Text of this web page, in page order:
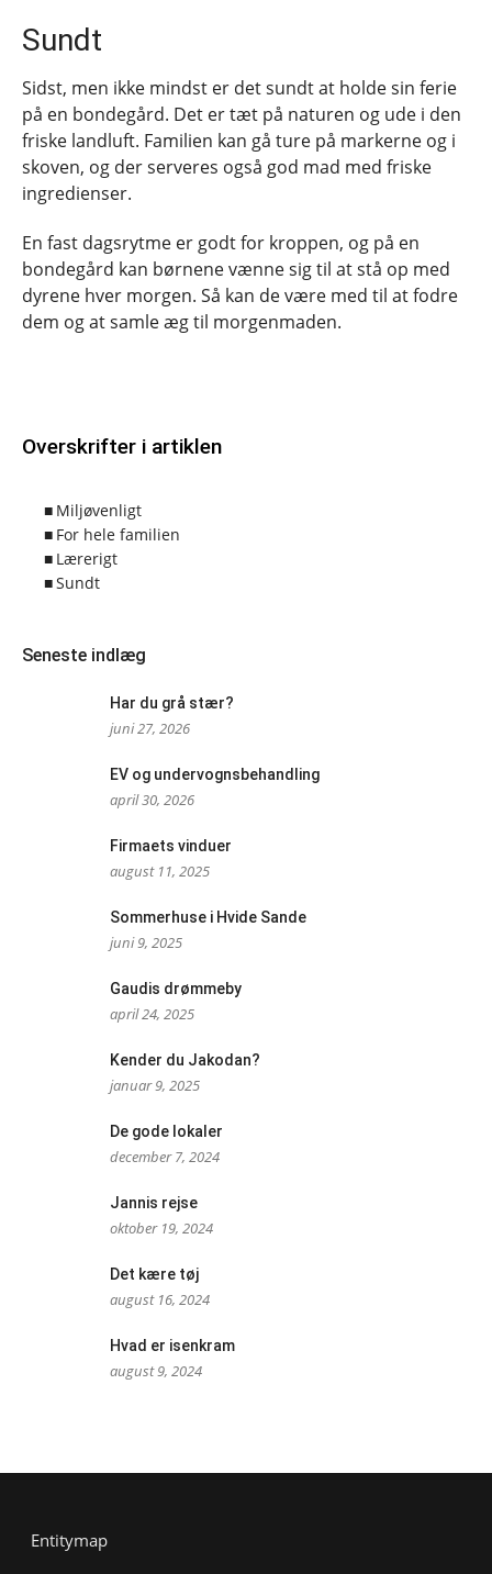
Sundt
Sidst, men ikke mindst er det sundt at holde sin ferie
på en bondegård. Det er tæt på naturen og ude i den
friske landluft. Familien kan gå ture på markerne og i
skoven, og der serveres også god mad med friske
ingredienser.
En fast dagsrytme er godt for kroppen, og på en
bondegård kan børnene vænne sig til at stå op med
dyrene hver morgen. Så kan de være med til at fodre
dem og at samle æg til morgenmaden.
Overskrifter i artiklen
Miljøvenligt
For hele familien
Lærerigt
Sundt
Seneste indlæg
Har du grå stær?
juni 27, 2026
EV og undervognsbehandling
april 30, 2026
Firmaets vinduer
august 11, 2025
Sommerhuse i Hvide Sande
juni 9, 2025
Gaudis drømmeby
april 24, 2025
Kender du Jakodan?
januar 9, 2025
De gode lokaler
december 7, 2024
Jannis rejse
oktober 19, 2024
Det kære tøj
august 16, 2024
Hvad er isenkram
august 9, 2024
Entitymap